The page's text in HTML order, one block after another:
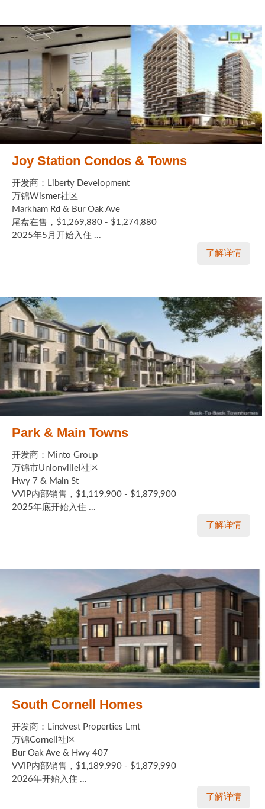
Joy Station Condos & Towns
开发商：Liberty Development
万锦Wismer社区
Markham Rd & Bur Oak Ave
尾盘在售，$1,269,880 - $1,274,880
2025年5月开始入住 ...
了解详情
Park & Main Towns
开发商：Minto Group
万锦市Unionvillel社区
Hwy 7 & Main St
VVIP内部销售，$1,119,900 - $1,879,900
2025年底开始入住 ...
了解详情
South Cornell Homes
开发商：Lindvest Properties Lmt
万锦Cornell社区
Bur Oak Ave & Hwy 407
VVIP内部销售，$1,189,990 - $1,879,990
2026年开始入住 ...
了解详情